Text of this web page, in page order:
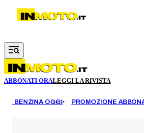
Vai al contenuto principale
ABBONATI ORALEGGI LA RIVISTA
BENZINA OGGI PROMOZIONE